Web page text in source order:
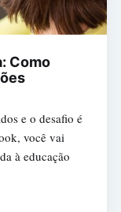
Como
e o desafio é
você vai
à educação